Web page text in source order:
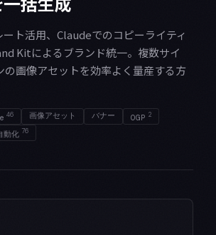
ト活用、Claudeでのコピーライティ
Kitによるブランド統一。複数サイ
の画像アセットを効率よく量産する方
46 画像アセット バナー OGP 2
動化 76